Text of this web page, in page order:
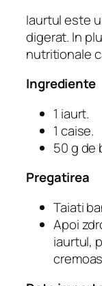
Iaurtul este
digerat. In
nutritionale
Ingrediente
1 iaurt.
1 caise.
50 g de
Pregatirea
Taiati
Apoi
iaurtul,